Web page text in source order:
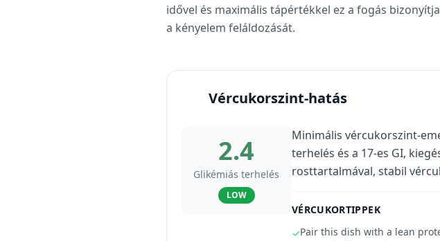
idővel és maximális tápértékkel ez a fogás
a kényelem feláldozását.
Vércukorszint-hatás
2.4
Glikémiás terhelés
LOW
Minimális vércukorszint-
terhelés és a 17-es GI,
rosttartalmával, stabil
VÉRCUKORTIPPEK
✓Pair this dish with a lean